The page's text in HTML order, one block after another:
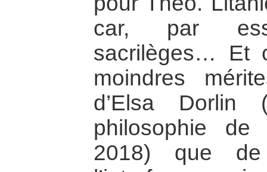
car, par
sacrilèges… Et
moindres
d’Elsa Dorlin
philosophie
2018) que de